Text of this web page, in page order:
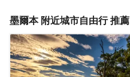
墨爾本附近城市自由行 推薦